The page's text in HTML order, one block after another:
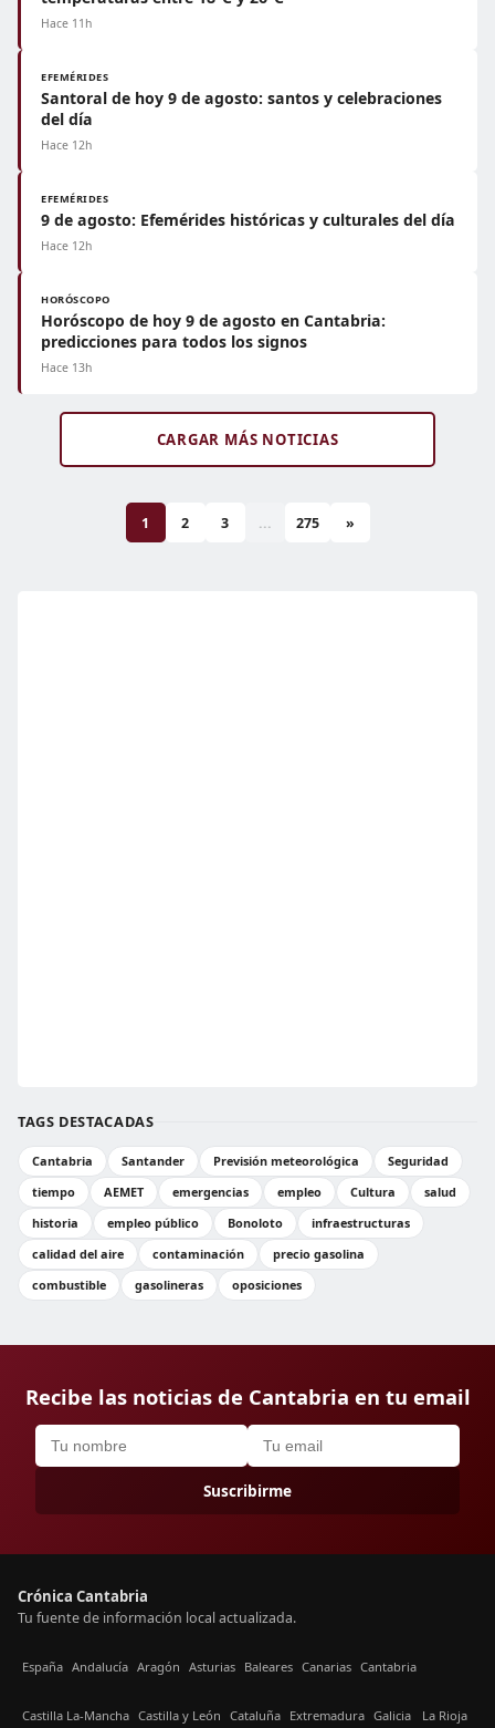
Hace 11h
EFEMÉRIDES
Santoral de hoy 9 de agosto: santos y celebraciones
del día
Hace 12h
EFEMÉRIDES
9 de agosto: Efemérides históricas y culturales del día
Hace 12h
HORÓSCOPO
Horóscopo de hoy 9 de agosto en Cantabria:
predicciones para todos los signos
Hace 13h
CARGAR MÁS NOTICIAS
1 2 3 ... 275 »
TAGS DESTACADAS
Cantabria Santander Previsión meteorológica
Seguridad
tiempo
AEMET emergencias empleo Cultura
salud
historia
empleo público Bonoloto
infraestructuras
calidad del aire
contaminación
precio gasolina
combustible
gasolineras oposiciones
Recibe las noticias de Cantabria en tu email
Suscribirme
Crónica Cantabria
Tu fuente de información local actualizada.
España Andalucía Aragón Asturias Baleares Canarias Cantabria
Castilla La-Mancha Castilla y León Cataluña Extremadura Galicia La Rioja